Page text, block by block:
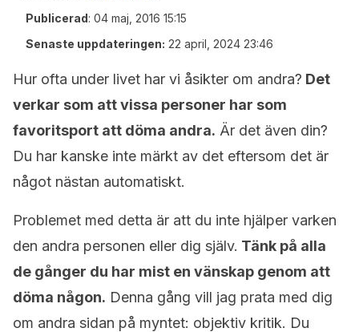
Publicerad: 04 maj, 2016 15:15
Senaste uppdateringen: 22 april, 2024 23:46
Hur ofta under livet har vi åsikter om andra? Det
verkar som att vissa personer har som
favoritsport att döma andra. Är det även din?
Du har kanske inte märkt av det eftersom det är
något nästan automatiskt.
Problemet med detta är att du inte hjälper varken
den andra personen eller dig själv. Tänk på alla
de gånger du har mist en vänskap genom att
döma någon. Denna gång vill jag prata med dig
om andra sidan på myntet: objektiv kritik. Du